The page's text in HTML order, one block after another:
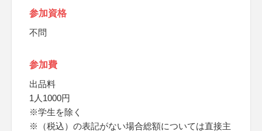
参加資格
不問
参加費
出品料
1人1000円
※学生を除く
※（税込）の表記がない場合総額については直接主